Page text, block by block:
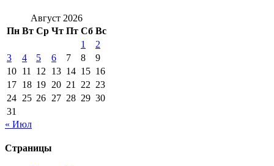
Август 2026
Пн Вт Ср Чт Пт Сб Вс
1
2
3
4 5 6 7 8
9
10 11 12 13 14 15 16
17 18 19 20 21 22 23
24 25 26 27 28 29 30
31
« Июл
Страницы